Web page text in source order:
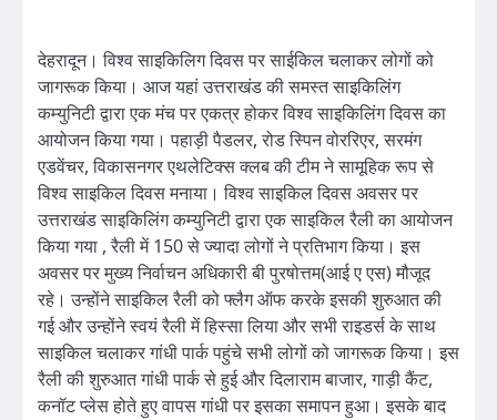
देहरादून। विश्व साइकिलिग दिवस पर साईकिल चलाकर लोगों को
जागरूक किया। आज यहां उत्तराखंड की समस्त साइकिलिंग
कम्युनिटी द्वारा एक मंच पर एकत्र होकर विश्व साइकिलिंग दिवस का
आयोजन किया गया। पहाड़ी पैडलर, रोड स्पिन वोररिएर, सरमंग
एडवेंचर, विकासनगर एथलेटिक्स क्लब की टीम ने सामूहिक रूप से
विश्व साइकिल दिवस मनाया। विश्व साइकिल दिवस अवसर पर
उत्तराखंड साइकिलिंग कम्युनिटी द्वारा एक साइकिल रैली का आयोजन
किया गया , रैली में 150 से ज्यादा लोगों ने प्रतिभाग किया। इस
अवसर पर मुख्य निर्वाचन अधिकारी बी पुरषोत्तम(आई ए एस) मौजूद
रहे। उन्होंने साइकिल रैली को फ्लैग ऑफ करके इसकी शुरुआत की
गई और उन्होंने स्वयं रैली में हिस्सा लिया और सभी राइडर्स के साथ
साइकिल चलाकर गांधी पार्क पहुंचे सभी लोगों को जागरूक किया। इस
रैली की शुरुआत गांधी पार्क से हुई और दिलाराम बाजार, गाड़ी कैंट,
कनॉट प्लेस होते हुए वापस गांधी पर इसका समापन हुआ। इसके बाद